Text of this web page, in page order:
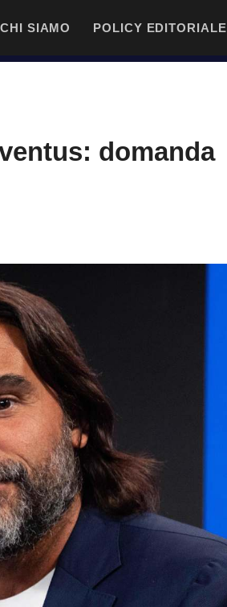
CHI SIAMO POLICY EDITORIALE
domanda